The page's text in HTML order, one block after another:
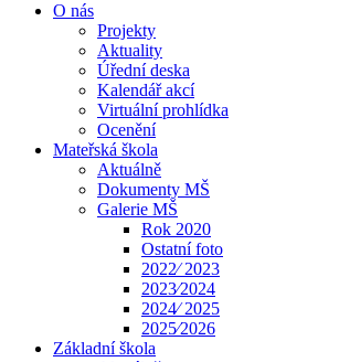
O nás
Projekty
Aktuality
Úřední deska
Kalendář akcí
Virtuální prohlídka
Ocenění
Mateřská škola
Aktuálně
Dokumenty MŠ
Galerie MŠ
Rok 2020
Ostatní foto
2022⁄ 2023
2023⁄2024
2024⁄ 2025
2025⁄2026
Základní škola